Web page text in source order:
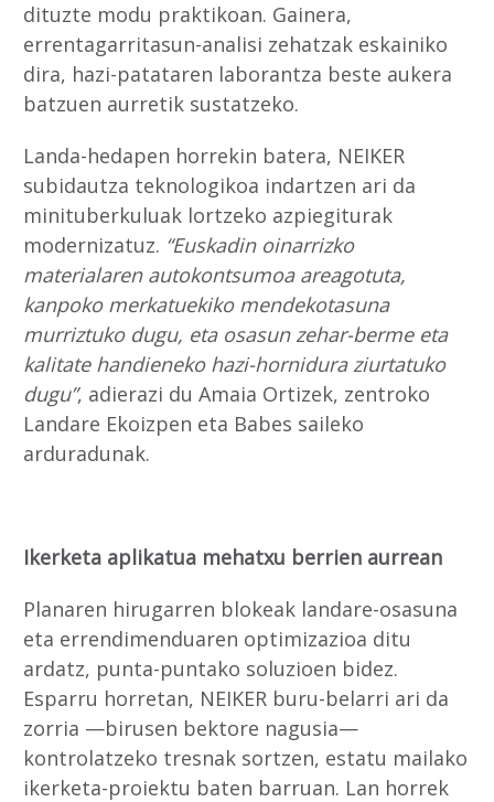
dituzte modu praktikoan. Gainera,
errentagarritasun-analisi zehatzak eskainiko
dira, hazi-patataren laborantza beste aukera
batzuen aurretik sustatzeko.
Landa-hedapen horrekin batera, NEIKER
subidautza teknologikoa indartzen ari da
minituberkuluak lortzeko azpiegiturak
modernizatuz. “Euskadin oinarrizko
materialaren autokontsumoa areagotuta,
kanpoko merkatuekiko mendekotasuna
murriztuko dugu, eta osasun zehar-berme eta
kalitate handieneko hazi-hornidura ziurtatuko
dugu”, adierazi du Amaia Ortizek, zentroko
Landare Ekoizpen eta Babes saileko
arduradunak.
Ikerketa aplikatua mehatxu berrien aurrean
Planaren hirugarren blokeak landare-osasuna
eta errendimenduaren optimizazioa ditu
ardatz, punta-puntako soluzioen bidez.
Esparru horretan, NEIKER buru-belarri ari da
zorria —birusen bektore nagusia—
kontrolatzeko tresnak sortzen, estatu mailako
ikerketa-proiektu baten barruan. Lan horrek